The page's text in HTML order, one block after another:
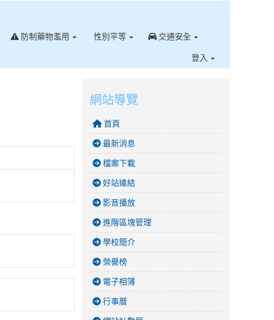
防制藥物濫用 性別平等
交通安全
登入
網站導覽
首頁
最新消息
檔案下載
好站連結
影音播放
進階區塊管理
學校簡介
榮譽榜
電子相簿
行事曆